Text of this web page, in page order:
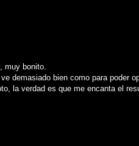
muy bonito.
demasiado bien como para poder
la verdad es que me encanta el